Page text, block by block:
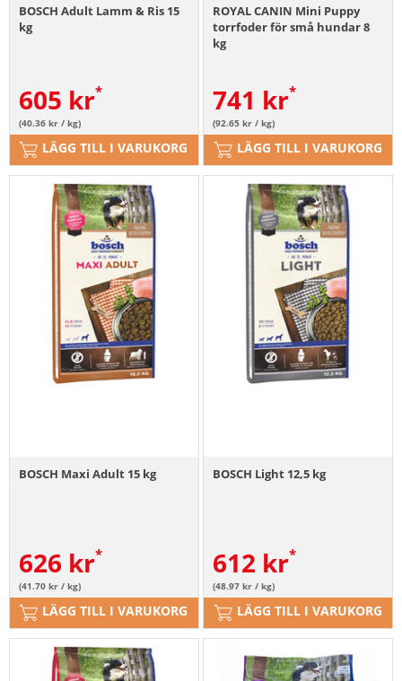
BOSCH Adult Lamm & Ris 15
kg
605 kr
(40.36 kr / kg)
LÄGG TILL I VARUKORG
ROYAL CANIN Mini Puppy
torrfoder för små hundar 8
kg
741 kr
(92.65 kr / kg)
LÄGG TILL I VARUKORG
BOSCH Maxi Adult 15 kg
626 kr
(41.70 kr / kg)
LÄGG TILL I VARUKORG
BOSCH Light 12,5 kg
612 kr
(48.97 kr / kg)
LÄGG TILL I VARUKORG